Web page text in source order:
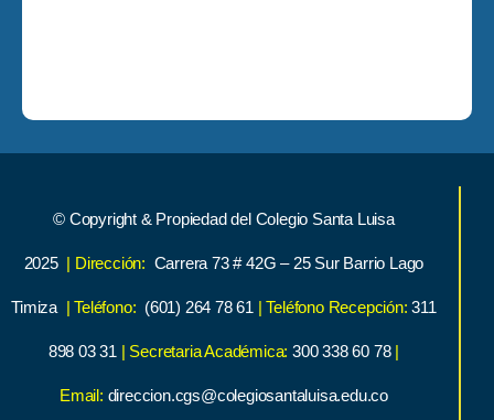
© Copyright & Propiedad del Colegio Santa Luisa
2025 | Dirección: Carrera 73 # 42G – 25 Sur Barrio Lago
Timiza | Teléfono: (601) 264 78 61 | Teléfono Recepción: 311
898 03 31 | Secretaria Académica:300 338 60 78 |
Email: direccion.cgs@colegiosantaluisa.edu.co